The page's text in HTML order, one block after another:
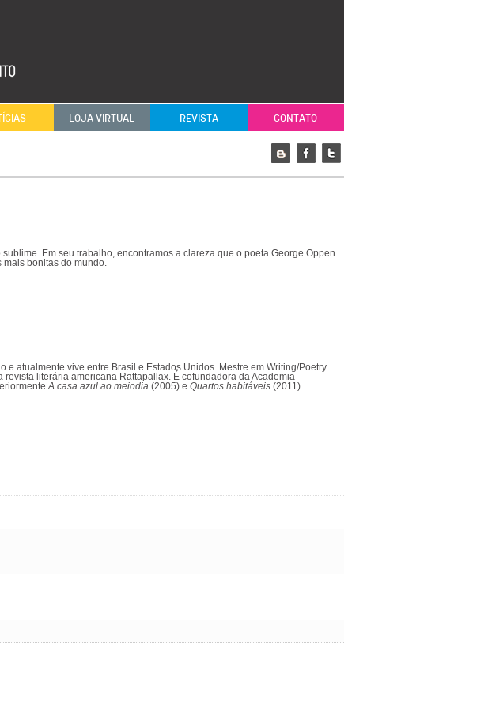
LOJA VIRTUAL REVISTA CONTATO
Em seu trabalho, encontramos a clareza que o poeta George Oppen
mais bonitas do mundo.
e atualmente vive entre Brasil e Estados Unidos. Mestre em Writing/Poetry
revista literária americana Rattapallax. É cofundadora da Academia
A casa azul ao meiodia(2005) eQuartos habitáveis(2011).